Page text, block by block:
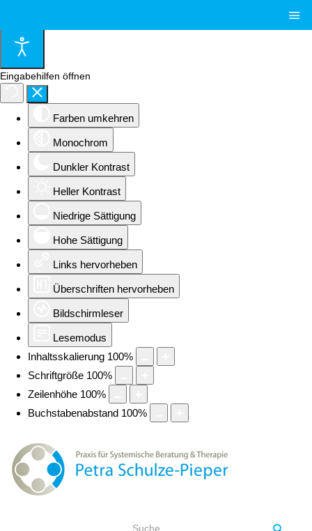
Eingabehilfen öffnen
Farben umkehren
Monochrom
Dunkler Kontrast
Heller Kontrast
Niedrige Sättigung
Hohe Sättigung
Links hervorheben
Überschriften hervorheben
Bildschirmleser
Lesemodus
Inhaltsskalierung 100%
Schriftgröße 100%
Zeilenhöhe 100%
Buchstabenabstand 100%
≡